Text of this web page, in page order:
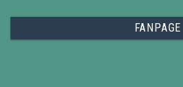
FANPAGE